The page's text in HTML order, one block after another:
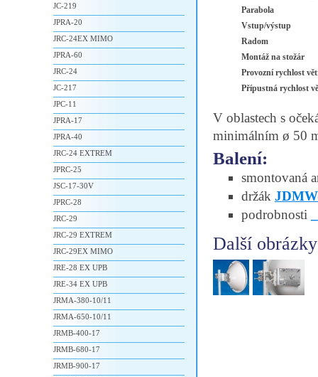
Parabola
Vstup/výstup
Radom
Montáž na stožár
Provozní rychlost
Přípustná rychlost
V oblastech s
minimálním ø 50
Balení:
smontovaná
držák
podrobnosti
Další
JC-219
JPRA-20
JRC-24EX MIMO
JPRA-60
JRC-24
JC-217
JPC-11
JPRA-17
JPRA-40
JRC-24 EXTREM
JPRC-25
JSC-17-30V
JPRC-28
JRC-29
JRC-29 EXTREM
JRC-29EX MIMO
JRE-28 EX UPB
JRE-34 EX UPB
JRMA-380-10/11
JRMA-650-10/11
JRMB-400-17
JRMB-680-17
JRMB-900-17